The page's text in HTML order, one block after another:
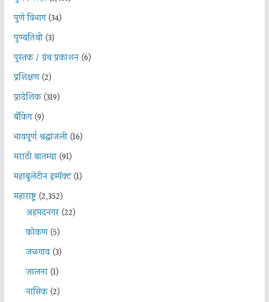
पुणे विभाग(34)
पुण्यतिथी(3)
पुस्तक / ग्रंथ प्रकाशन(6)
प्रशिक्षण(2)
प्रादेशिक(319)
बँकिंग(9)
भावपूर्ण श्रद्धांजली(16)
मराठी बातम्या(91)
महाबुलेटीन इम्पॅक्ट(1)
महाराष्ट्र(2,352)
अहमदनगर(22)
कोकण(5)
जळगाव(3)
जालना(1)
नासिक(2)